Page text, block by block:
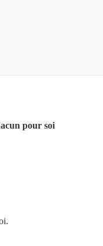
pour soi